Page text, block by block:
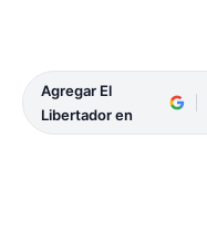
Agregar El
Libertador en